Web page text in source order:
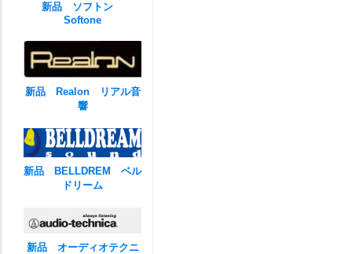
新品 ソフトン
Softone
新品 Realon リアル音
響
新品 BELLDREM ベル
ドリーム
新品 オーディオテクニ